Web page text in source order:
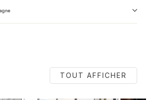
TOUT AFFICHER